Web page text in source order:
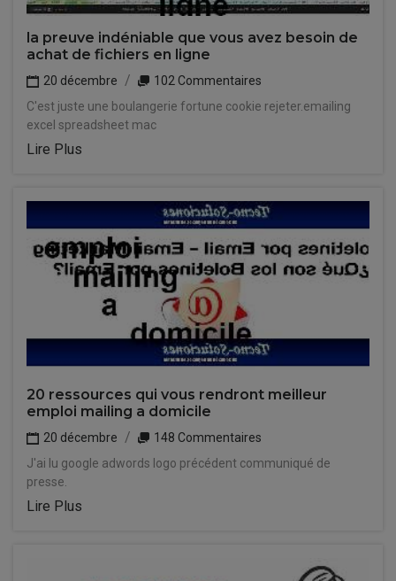
la preuve indéniable que vous avez besoin de
achat de fichiers en ligne
20 décembre
102 Commentaires
C'est juste une boulangerie fortune cookie rejeter.emailing
excel spreadsheet mac
Lire Plus
20 ressources qui vous rendront meilleur
emploi mailing a domicile
20 décembre
148 Commentaires
J'ai lu google adwords logo précédent communiqué de
presse.
Lire Plus